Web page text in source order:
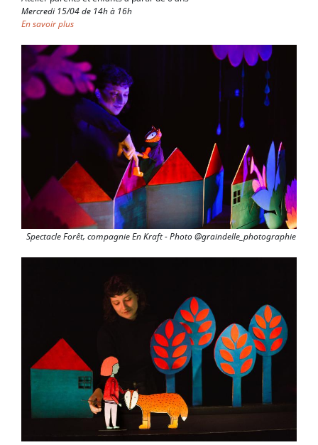
Mercredi 15/04 de 14h à 16h
En savoir plus
Spectacle Forêt, compagnie En Kraft - Photo @graindelle_photographie